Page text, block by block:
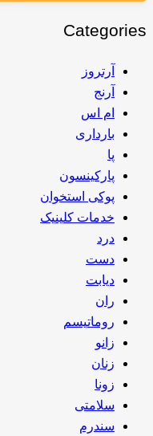
Categories
آرتروز
آرنج
ام اس
بارداری
پا
پارکینسون
پوکی استخوان
خدمات کلینیک
درد
دست
دیابت
ران
روماتیسم
زانو
زنان
زونا
سلامتی
سندرم